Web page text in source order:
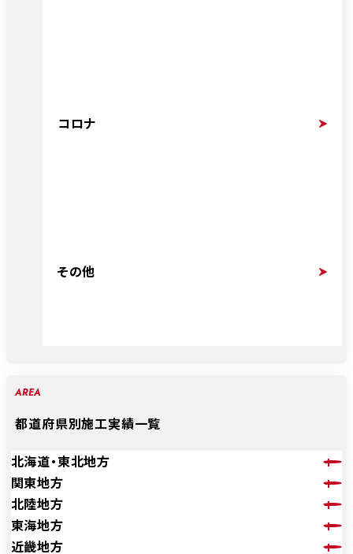
コロナ
その他
AREA
都道府県別施工実績一覧
北海道・東北地方
関東地方
北陸地方
東海地方
近畿地方